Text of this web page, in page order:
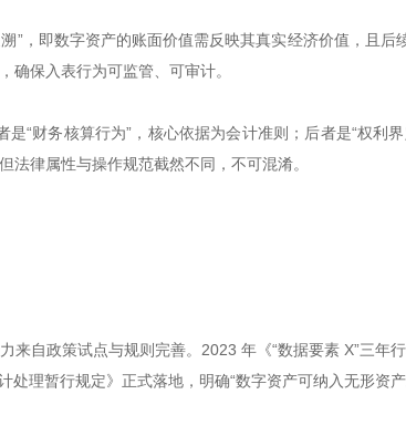
”，即数字资产的账面价值需反映其真实经济价值，且后
确保入表行为可监管、可审计。
是“财务核算行为”，核心依据为会计准则；后者是“权利
律属性与操作规范截然不同，不可混淆。
自政策试点与规则完善。2023 年《“数据要素 X”三年
理暂行规定》正式落地，明确“数字资产可纳入无形资